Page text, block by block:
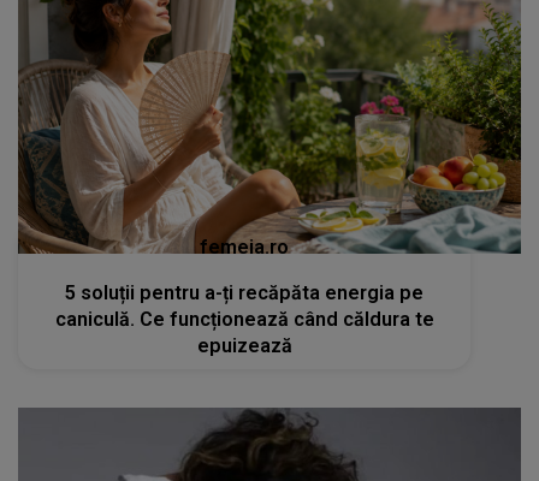
femeia.ro
5 soluții pentru a-ți recăpăta energia pe
caniculă. Ce funcționează când căldura te
epuizează